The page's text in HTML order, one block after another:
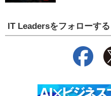
IT Leadersをフォローする